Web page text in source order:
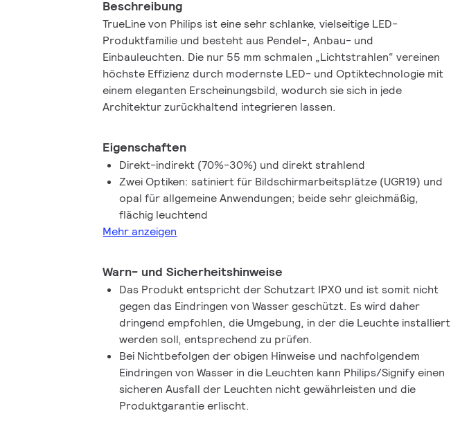
Beschreibung
TrueLine von Philips ist eine sehr schlanke, vielseitige LED-
Produktfamilie und besteht aus Pendel-, Anbau- und
Einbauleuchten. Die nur 55 mm schmalen „Lichtstrahlen“ vereinen
höchste Effizienz durch modernste LED- und Optiktechnologie mit
einem eleganten Erscheinungsbild, wodurch sie sich in jede
Architektur zurückhaltend integrieren lassen.
Eigenschaften
Direkt-indirekt (70%-30%) und direkt strahlend
Zwei Optiken: satiniert für Bildschirmarbeitsplätze (UGR19) und
opal für allgemeine Anwendungen; beide sehr gleichmäßig,
flächig leuchtend
Mehr anzeigen
Warn- und Sicherheitshinweise
Das Produkt entspricht der Schutzart IPX0 und ist somit nicht
gegen das Eindringen von Wasser geschützt. Es wird daher
dringend empfohlen, die Umgebung, in der die Leuchte installiert
werden soll, entsprechend zu prüfen.
Bei Nichtbefolgen der obigen Hinweise und nachfolgendem
Eindringen von Wasser in die Leuchten kann Philips/Signify einen
sicheren Ausfall der Leuchten nicht gewährleisten und die
Produktgarantie erlischt.